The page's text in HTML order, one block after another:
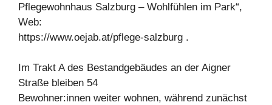
Pflegewohnhaus Salzburg – Wohlfühlen im Park“,
Web:
https://www.oejab.at/pflege-salzburg .
Im Trakt A des Bestandgebäudes an der Aigner
Straße bleiben 54
Bewohner:innen weiter wohnen, während zunächst